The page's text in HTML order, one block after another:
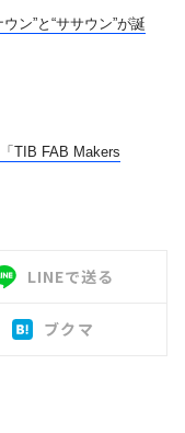
ン”と“ササウン”が誕
TIB FAB Makers
LINEで送る
ブクマ